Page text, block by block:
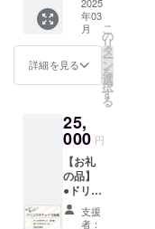
性がご
ざいま
す。
※20歳未
満の方
せん。
※未成年
酒は法
律で禁
止され
ていま
す。 ※
※グラス
の容量
は約
380ml
です。
の食品
表示は
お届け
商品の
ラベル
に表記
されま
す。 商
カー
(5cm×5
cm) ●御
礼の手
紙 ＜ド
リンク
トにつ
いて＞
・
AMAK
USA
SONAR
BEER
のタッ
年03
月
詳細を見る
こ
の
リ
タ
ー
ン
を
選
択
す
る
25,
000 円
【お礼
の品】
●ドリン
クチ
ケット
支援
者：